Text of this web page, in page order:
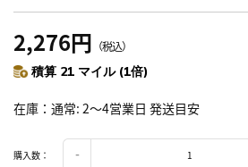
2,276円 （税込）
積算 21 マイル (1倍)
在庫 通常: 2～4営業日 発送目安
購入数：